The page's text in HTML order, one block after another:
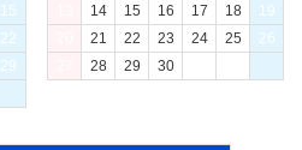
15
22
29
14 15 16 17 18
19
21 22 23 24 25
26
28 29 30